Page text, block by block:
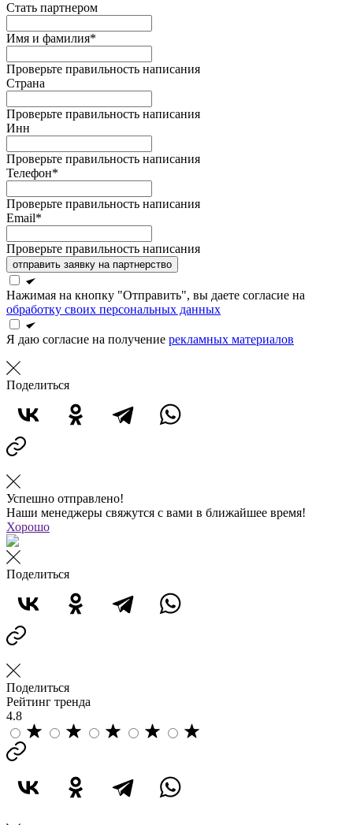
Стать партнером
Имя и фамилия*
Проверьте правильность написания
Страна
Проверьте правильность написания
Инн
Проверьте правильность написания
Телефон*
Проверьте правильность написания
Email*
Проверьте правильность написания
отправить заявку на партнерство
Нажимая на кнопку "Отправить", вы даете согласие на
обработку своих персональных данных
Я даю согласие на получение рекламных материалов
Поделиться
Успешно отправлено!
Наши менеджеры свяжутся с вами в ближайшее время!
Хорошо
Поделиться
Поделиться
Рейтинг тренда
4.8